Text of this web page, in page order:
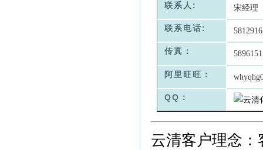
联系人: 宋经理
联系电话: 5812916
传真： 5896151
阿里旺旺：
QQ：
云清客户理念